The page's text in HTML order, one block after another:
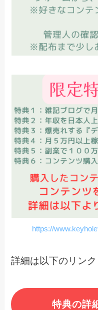
https://
詳細は以下のリン
特典の詳